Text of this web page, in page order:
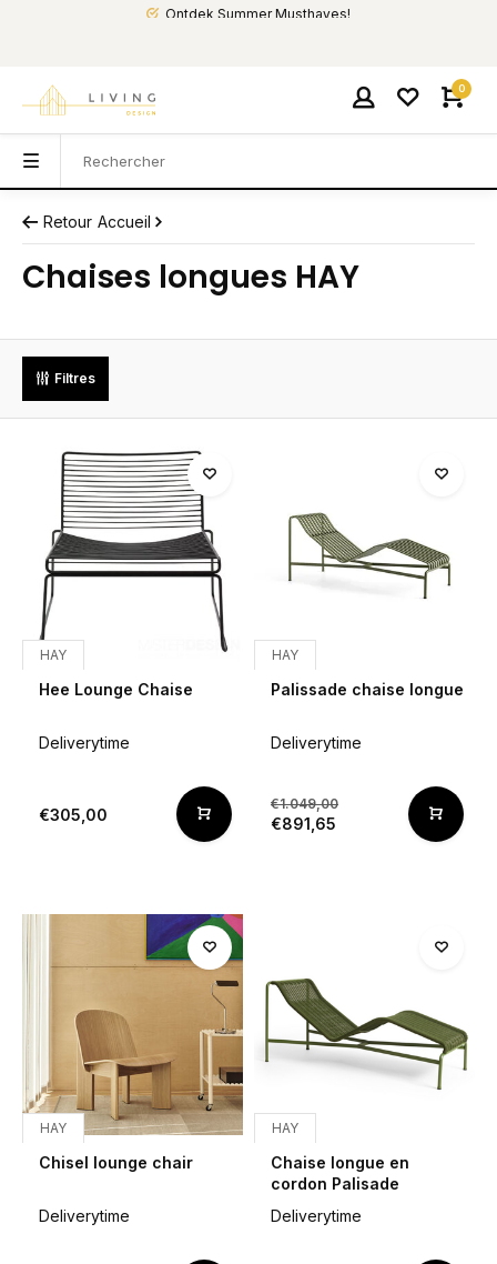
Ontdek Summer Musthaves!
0
Retour Accueil
Chaises longues HAY
Filtres
HAY
Hee Lounge Chaise
Deliverytime
€305,00
HAY
Palissade chaise longue
Deliverytime
€1.049,00
€891,65
HAY
Chisel lounge chair
Deliverytime
HAY
Chaise longue en
cordon Palisade
Deliverytime